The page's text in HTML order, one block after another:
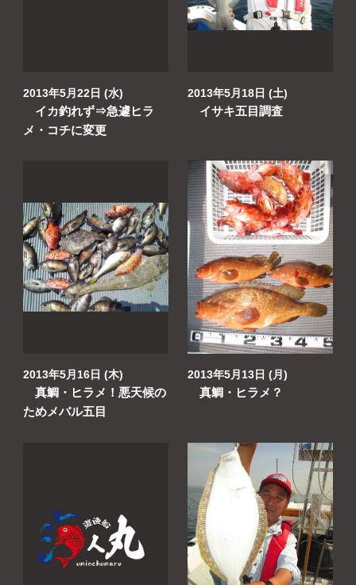
2013年5月22日 (水)
イカ釣れず⇒急遽ヒラ
メ・コチに変更
2013年5月18日 (土)
イサキ五目調査
2013年5月16日 (木)
真鯛・ヒラメ！悪天候の
ためメバル五目
2013年5月13日 (月)
真鯛・ヒラメ？